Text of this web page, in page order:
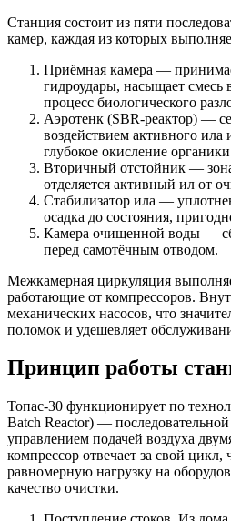
Станция состоит из пяти
камер, каждая из которых
Приёмная камера —
гидроудары, насыщает смесь
процесс биологического
Аэротенк (SBR-реактор) —
воздействием активного ила
глубокое окисление
Вторичный отстойник —
отделяется активный ил от
Стабилизатор ила —
осадка до состояния,
Камера очищенной воды —
перед самотёчным отводом.
Межкамерная циркуляция
работающие от компрессоров.
механических насосов, что
поломок и удешевляет
Принцип работы
Топас-30 функционирует по
Batch Reactor) —
управлением подачей воздуха
компрессор отвечает за свой цикл,
равномерную нагрузку на
качество очистки.